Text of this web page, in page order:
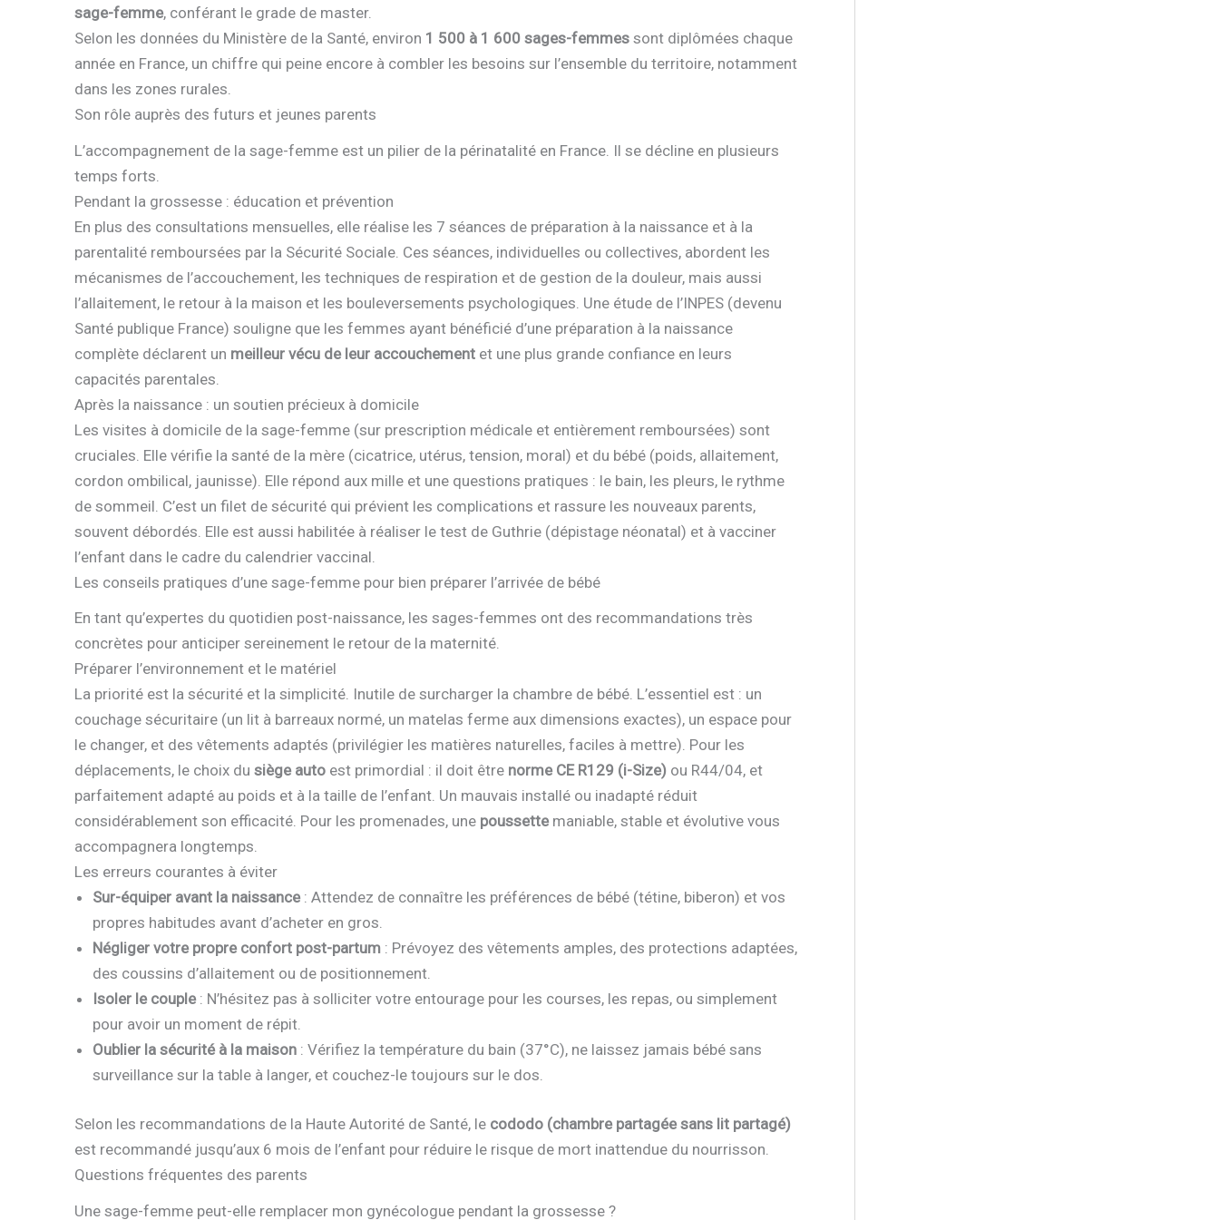
sage-femme, conférant le grade de master.
Selon les données du Ministère de la Santé, environ 1 500 à 1 600 sages-femmes sont diplômées chaque
année en France, un chiffre qui peine encore à combler les besoins sur l’ensemble du territoire, notamment
dans les zones rurales.
Son rôle auprès des futurs et jeunes parents
L’accompagnement de la sage-femme est un pilier de la périnatalité en France. Il se décline en plusieurs
temps forts.
Pendant la grossesse : éducation et prévention
En plus des consultations mensuelles, elle réalise les 7 séances de préparation à la naissance et à la
parentalité remboursées par la Sécurité Sociale. Ces séances, individuelles ou collectives, abordent les
mécanismes de l’accouchement, les techniques de respiration et de gestion de la douleur, mais aussi
l’allaitement, le retour à la maison et les bouleversements psychologiques. Une étude de l’INPES (devenu
Santé publique France) souligne que les femmes ayant bénéficié d’une préparation à la naissance
complète déclarent un meilleur vécu de leur accouchement et une plus grande confiance en leurs
capacités parentales.
Après la naissance : un soutien précieux à domicile
Les visites à domicile de la sage-femme (sur prescription médicale et entièrement remboursées) sont
cruciales. Elle vérifie la santé de la mère (cicatrice, utérus, tension, moral) et du bébé (poids, allaitement,
cordon ombilical, jaunisse). Elle répond aux mille et une questions pratiques : le bain, les pleurs, le rythme
de sommeil. C’est un filet de sécurité qui prévient les complications et rassure les nouveaux parents,
souvent débordés. Elle est aussi habilitée à réaliser le test de Guthrie (dépistage néonatal) et à vacciner
l’enfant dans le cadre du calendrier vaccinal.
Les conseils pratiques d’une sage-femme pour bien préparer l’arrivée de bébé
En tant qu’expertes du quotidien post-naissance, les sages-femmes ont des recommandations très
concrètes pour anticiper sereinement le retour de la maternité.
Préparer l’environnement et le matériel
La priorité est la sécurité et la simplicité. Inutile de surcharger la chambre de bébé. L’essentiel est : un
couchage sécuritaire (un lit à barreaux normé, un matelas ferme aux dimensions exactes), un espace pour
le changer, et des vêtements adaptés (privilégier les matières naturelles, faciles à mettre). Pour les
déplacements, le choix du siège auto est primordial : il doit être norme CE R129 (i-Size) ou R44/04, et
parfaitement adapté au poids et à la taille de l’enfant. Un mauvais installé ou inadapté réduit
considérablement son efficacité. Pour les promenades, une poussettemaniable, stable et évolutive vous
accompagnera longtemps.
Les erreurs courantes à éviter
Sur-équiper avant la naissance: Attendez de connaître les préférences de bébé (tétine, biberon) et vos
propres habitudes avant d’acheter en gros.
Négliger votre propre confort post-partum : Prévoyez des vêtements amples, des protections adaptées,
des coussins d’allaitement ou de positionnement.
Isoler le couple: N’hésitez pas à solliciter votre entourage pour les courses, les repas, ou simplement
pour avoir un moment de répit.
Oublier la sécurité à la maison : Vérifiez la température du bain (37°C), ne laissez jamais bébé sans
surveillance sur la table à langer, et couchez-le toujours sur le dos.
Selon les recommandations de la Haute Autorité de Santé, le cododo (chambre partagée sans lit partagé)
est recommandé jusqu’aux 6 mois de l’enfant pour réduire le risque de mort inattendue du nourrisson.
Questions fréquentes des parents
Une sage-femme peut-elle remplacer mon gynécologue pendant la grossesse ?